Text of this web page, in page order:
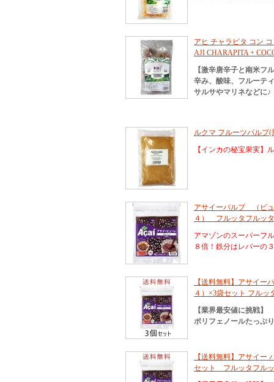
アヒ チャラピタ コン
AJI CHARAPITA +
【激辛唐辛子と南米フ
辛み、酸味、フルーテ
サルサやマリネなどに♪
ルクマ フルーツパルプ(
【インカの秘宝果実
アサイーパルプ （ピ
４） フルッタフルッタ
アマゾンのスーパーフ
８倍！鉄分はレバーの
【送料無料】アサイー
４）×3袋セット フルッ
【業界最安値に挑戦】
ポリフェノールたっぷ
【送料無料】アサイー
セット フルッタフル